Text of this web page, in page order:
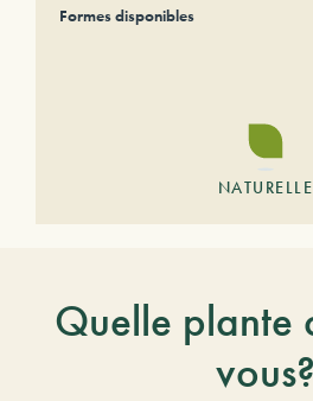
Formes disponibles
NATURELLE
Quelle plante
vous?